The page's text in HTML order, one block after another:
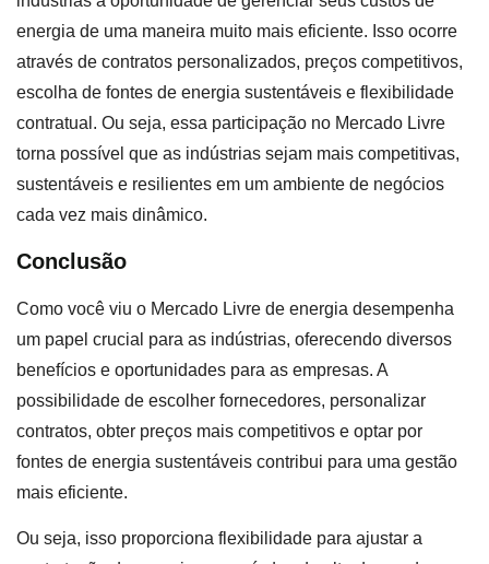
energia de uma maneira muito mais eficiente. Isso ocorre
através de contratos personalizados, preços competitivos,
escolha de fontes de energia sustentáveis e flexibilidade
contratual. Ou seja, essa participação no Mercado Livre
torna possível que as indústrias sejam mais competitivas,
sustentáveis e resilientes em um ambiente de negócios
cada vez mais dinâmico.
Conclusão
Como você viu o Mercado Livre de energia desempenha
um papel crucial para as indústrias, oferecendo diversos
benefícios e oportunidades para as empresas. A
possibilidade de escolher fornecedores, personalizar
contratos, obter preços mais competitivos e optar por
fontes de energia sustentáveis contribui para uma gestão
mais eficiente.
Ou seja, isso proporciona flexibilidade para ajustar a